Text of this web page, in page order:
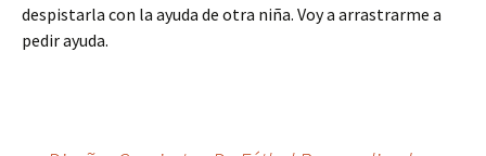
despistarla con la ayuda de otra niña. Voy a arrastrarme a
pedir ayuda.